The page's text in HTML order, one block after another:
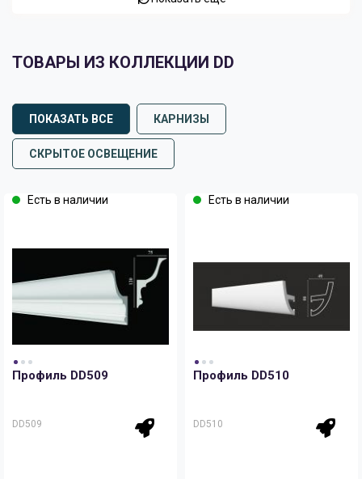
ТОВАРЫ ИЗ КОЛЛЕКЦИИ DD
ПОКАЗАТЬ ВСЕ КАРНИЗЫ
СКРЫТОЕ ОСВЕЩЕНИЕ
Есть в наличии
Профиль DD509
DD509
Есть в наличии
Профиль DD510
DD510